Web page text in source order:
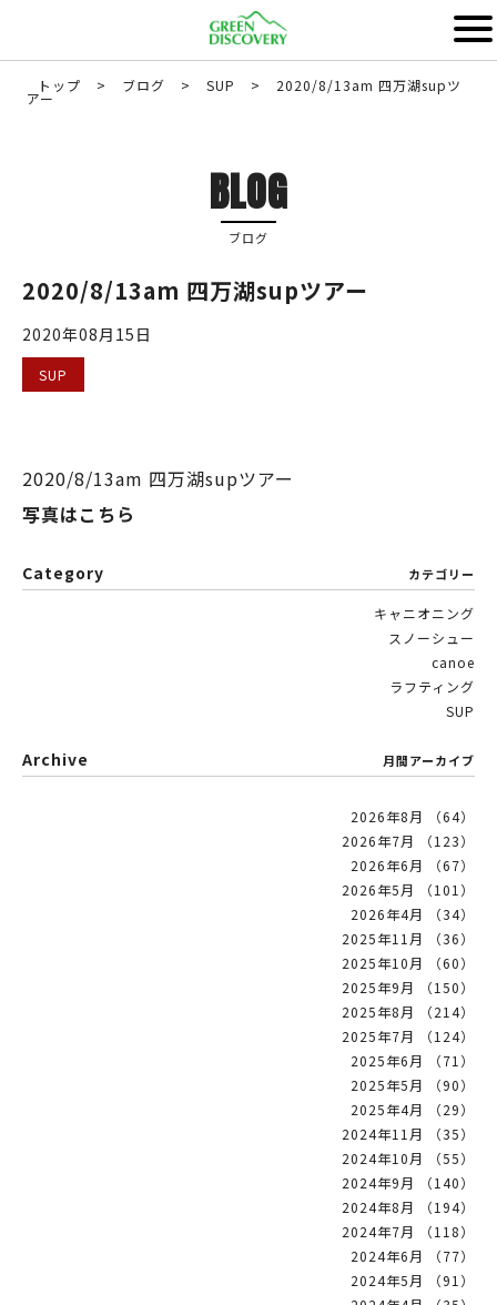
トップ > ブログ > SUP > 2020/8/13am 四万湖supツ
アー
BLOG
ブログ
2020/8/13am 四万湖supツアー
2020年08月15日
SUP
2020/8/13am 四万湖supツアー
写真はこちら
Category カテゴリー
キャニオニング
スノーシュー
canoe
ラフティング
SUP
Archive 月間アーカイブ
2026年8月 （64）
2026年7月 （123）
2026年6月 （67）
2026年5月 （101）
2026年4月 （34）
2025年11月 （36）
2025年10月 （60）
2025年9月 （150）
2025年8月 （214）
2025年7月 （124）
2025年6月 （71）
2025年5月 （90）
2025年4月 （29）
2024年11月 （35）
2024年10月 （55）
2024年9月 （140）
2024年8月 （194）
2024年7月 （118）
2024年6月 （77）
2024年5月 （91）